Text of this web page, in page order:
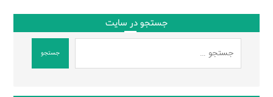
جستجو در سایت
جستجو